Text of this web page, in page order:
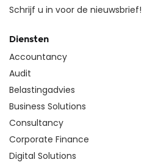
Schrijf u in voor de nieuwsbrief!
Diensten
Accountancy
Audit
Belastingadvies
Business Solutions
Consultancy
Corporate Finance
Digital Solutions